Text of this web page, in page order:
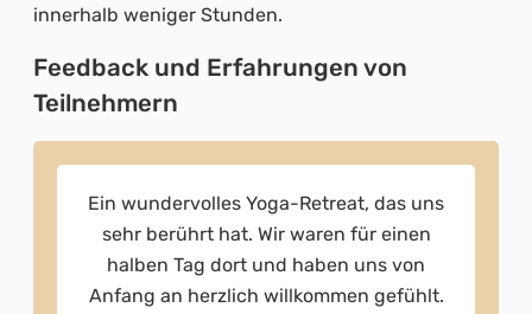
innerhalb weniger Stunden.
Feedback und Erfahrungen von
Teilnehmern
Ich konnte hervorragend runterfahren
und das Embodied Yoga war super gut
um generell ins Körper-Fühlen
reinzukommen. Für mich ist das ja alles